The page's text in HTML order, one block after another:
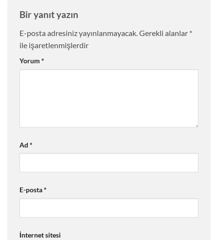
Bir yanıt yazın
E-posta adresiniz yayınlanmayacak.Gerekli alanlar *
ile işaretlenmişlerdir
Yorum *
Ad *
E-posta*
İnternet sitesi